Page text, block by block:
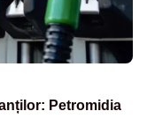
Petromidia